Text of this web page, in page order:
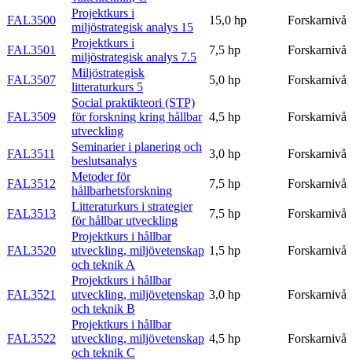
FAL3500
Projektkurs i
miljöstrategisk analys 15
15,0 hp Forskarnivå
FAL3501
Projektkurs i
miljöstrategisk analys 7.5
7,5 hp Forskarnivå
FAL3507
Miljöstrategisk
litteraturkurs 5
5,0 hp Forskarnivå
FAL3509
Social praktikteori (STP)
för forskning kring hållbar
utveckling
4,5 hp Forskarnivå
FAL3511
Seminarier i planering och
beslutsanalys
3,0 hp Forskarnivå
FAL3512
Metoder för
hållbarhetsforskning
7,5 hp Forskarnivå
FAL3513
Litteraturkurs i strategier
för hållbar utveckling
7,5 hp Forskarnivå
FAL3520
Projektkurs i hållbar
utveckling, miljövetenskap
och teknik A
1,5 hp Forskarnivå
FAL3521
Projektkurs i hållbar
utveckling, miljövetenskap
och teknik B
3,0 hp Forskarnivå
FAL3522
Projektkurs i hållbar
utveckling, miljövetenskap
och teknik C
4,5 hp Forskarnivå